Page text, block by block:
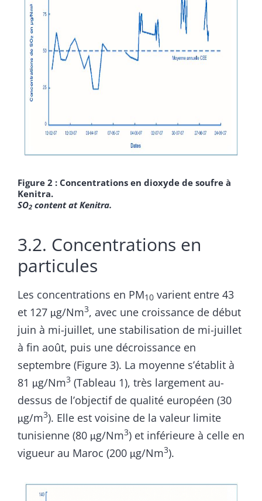
Figure 2 : Concentrations en dioxyde de soufre à
Kenitra.
SO2 content at Kenitra.
3.2. Concentrations en
particules
Les concentrations en PM10 varient entre 43
et 127 μg/Nm3, avec une croissance de début
juin à mi-juillet, une stabilisation de mi-juillet
à fin août, puis une décroissance en
septembre (Figure 3). La moyenne s’établit à
81 μg/Nm3 (Tableau 1), très largement au-
dessus de l’objectif de qualité européen (30
μg/m3). Elle est voisine de la valeur limite
tunisienne (80 μg/Nm3) et inférieure à celle en
vigueur au Maroc (200 μg/Nm3).